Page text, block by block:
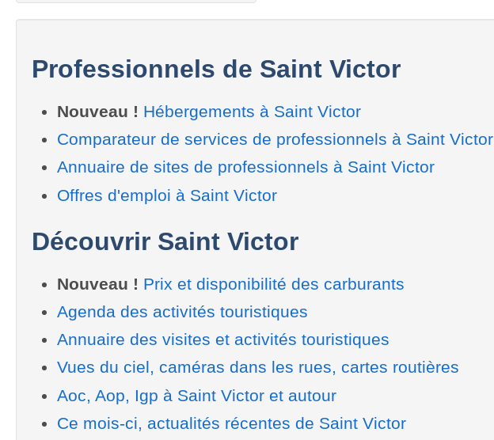
Professionnels de Saint Victor
Nouveau ! Hébergements à Saint Victor
Comparateur de services de professionnels à Saint Victor
Annuaire de sites de professionnels à Saint Victor
Offres d'emploi à Saint Victor
Découvrir Saint Victor
Nouveau ! Prix et disponibilité des carburants
Agenda des activités touristiques
Annuaire des visites et activités touristiques
Vues du ciel, caméras dans les rues, cartes routières
Aoc, Aop, Igp à Saint Victor et autour
Ce mois-ci, actualités récentes de Saint Victor